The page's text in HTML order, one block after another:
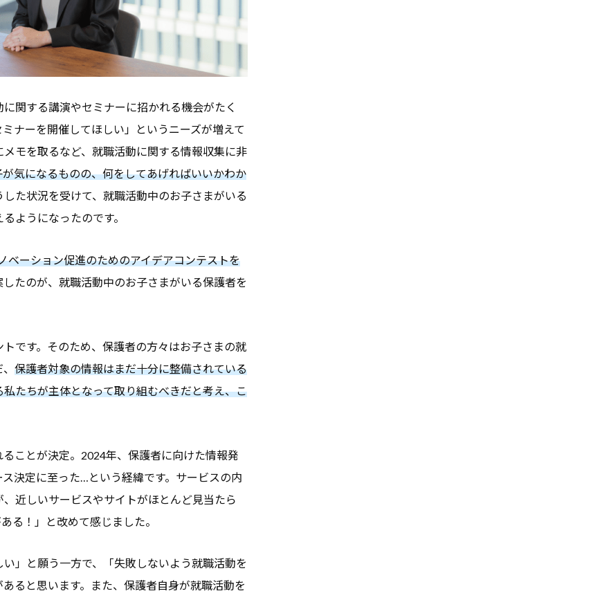
関する講演やセミナーに招かれる機会がたく
ナーを開催してほしい」というニーズが増えて
モを取るなど、就職活動に関する情報収集に非
気になるものの、何をしてあげればいいかわか
た状況を受けて、就職活動中のお子さまがいる
ようになったのです。
ベーション促進のためのアイデアコンテストを
たのが、就職活動中のお子さまがいる保護者を
です。そのため、保護者の方々はお子さまの就
保護者対象の情報はまだ十分に整備されている
たちが主体となって取り組むべきだと考え、こ
ことが決定。2024年、保護者に向けた情報発
決定に至った…という経緯です。サービスの内
近しいサービスやサイトがほとんど見当たら
る！」と改めて感じました。
」と願う一方で、「失敗しないよう就職活動を
ると思います。また、保護者自身が就職活動を